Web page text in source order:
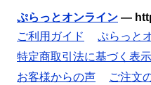
ぷらっとオンライン —
ご利用ガイド
ぷらっと
特定商取引法に基づく表示
お客様からの声
ご注文